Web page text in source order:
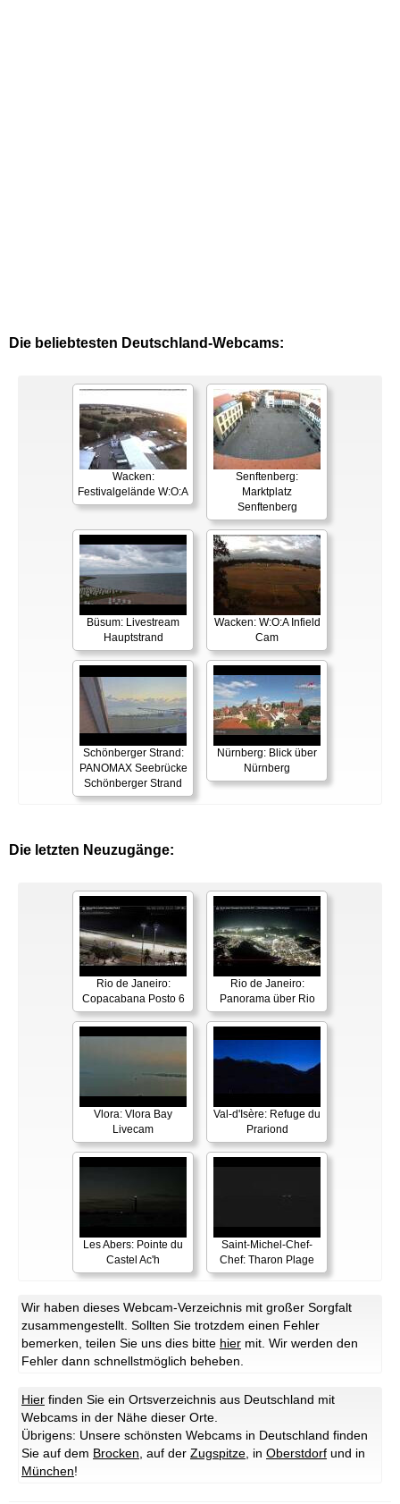
Die beliebtesten Deutschland-Webcams:
Wacken:
Festivalgelände W:O:A
Senftenberg:
Marktplatz
Senftenberg
Büsum: Livestream
Hauptstrand
Wacken: W:O:A Infield
Cam
Schönberger Strand:
PANOMAX Seebrücke
Schönberger Strand
Nürnberg: Blick über
Nürnberg
Die letzten Neuzugänge:
Rio de Janeiro:
Copacabana Posto 6
Rio de Janeiro:
Panorama über Rio
Vlora: Vlora Bay
Livecam
Val-d'Isère: Refuge du
Prariond
Les Abers: Pointe du
Castel Ac'h
Saint-Michel-Chef-
Chef: Tharon Plage
Wir haben dieses Webcam-Verzeichnis mit großer Sorgfalt
zusammengestellt. Sollten Sie trotzdem einen Fehler
bemerken, teilen Sie uns dies bitte hier mit. Wir werden den
Fehler dann schnellstmöglich beheben.
Hier finden Sie ein Ortsverzeichnis aus Deutschland mit
Webcams in der Nähe dieser Orte.
Übrigens: Unsere schönsten Webcams in Deutschland finden
Sie auf dem Brocken , auf der Zugspitze , in Oberstdorf und in
München!